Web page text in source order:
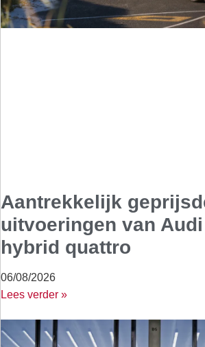
Aantrekkelijk
uitvoeringen van Audi
hybrid quattro
06/08/2026
Lees verder »